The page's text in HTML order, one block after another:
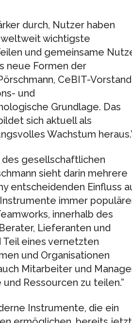
durch, Nutzer haben
weltweit wichtigste
und gemeinsame
neue Formen der
CeBIT-Vorstand
und
Grundlage. Das
sich aktuell als
Wachstum
des gesellschaftlichen
sieht darin mehrere
entscheidenden Einfluss
immer
innerhalb des
Lieferanten und
eines vernetzten
und Organisationen
Mitarbeiter und
Ressourcen zu teilen.”
Instrumente, die ein